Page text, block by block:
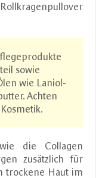
sowie
wie Laniol-
Achten
die Collagen
zusätzlich für
trockene Haut im